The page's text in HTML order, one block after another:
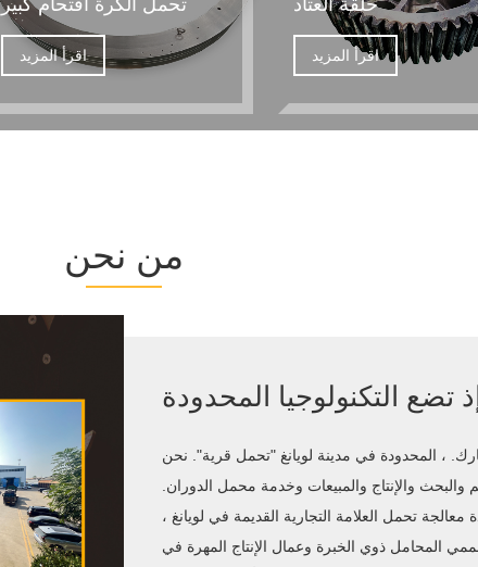
اقرأ المزيد اقرأ المزيد
من نحن
تضع التكنولوجيا المحدودة
، المحدودة في مدينة لويانغ "تحمل قرية". نحن
والإنتاج والمبيعات وخدمة محمل الدوران.
معالجة تحمل العلامة التجارية القديمة في لويانغ ،
ذوي الخبرة وعمال الإنتاج المهرة في